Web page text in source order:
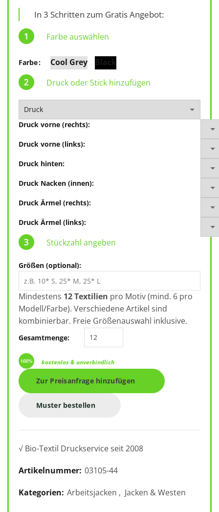
In 3 Schritten zum Gratis Angebot:
Farbe auswählen
Farbe Cool Grey
Black
Druck oder Stick hinzufügen
Druck vorne (rechts):
Druck vorne (links):
Druck hinten:
Druck Nacken (innen):
Druck Ärmel (rechts):
Druck Ärmel (links):
Stückzahl angeben
Größen (optional):
Mindestens 12 Textilien pro Motiv (mind. 6 pro
Modell/Farbe). Verschiedene Artikel sind
kombinierbar. Freie Größenauswahl inklusive.
Gesamtmenge:
kostenlos & unverbindlich
Muster bestellen
√ Bio-Textil Druckservice seit 2008
Artikelnummer: 03105-44
Kategorien: Arbeitsjacken , Jacken & Westen